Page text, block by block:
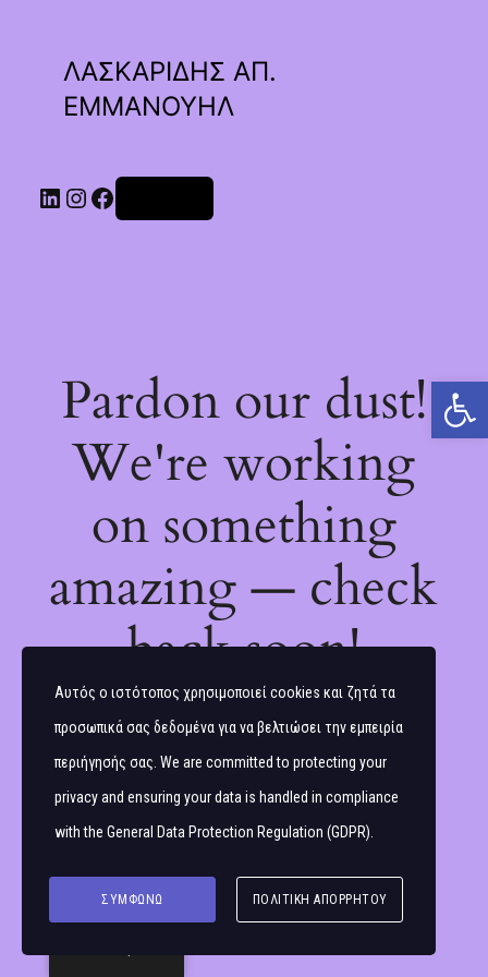
Ανοίξτε τη γραμμή εργαλείων
ΛΑΣΚΑΡΙΔΗΣ ΑΠ.
ΕΜΜΑΝΟΥΗΛ
Linkedin
Instagram
Facebook
Pardon our dust!
We're working
on something
amazing — check
back soon!
Αυτός ο ιστότοπος χρησιμοποιεί cookies και ζητά τα
προσωπικά σας δεδομένα για να βελτιώσει την εμπειρία
περιήγησής σας. We are committed to protecting your
privacy and ensuring your data is handled in compliance
with the General Data Protection Regulation (GDPR)
ΣΥΜΦΩΝΏ ΠΟΛΙΤΙΚΉ ΑΠΟΡΡΉΤΟΥ